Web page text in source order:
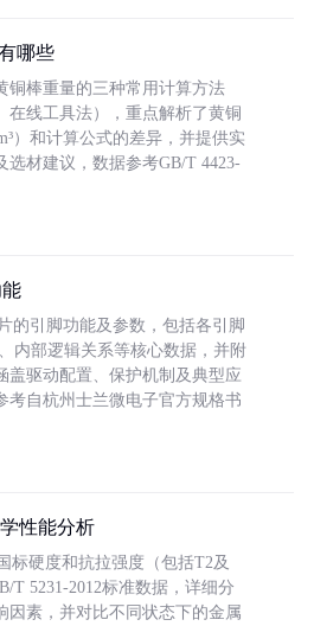
哪些
铜棒重量的三种常用计算方法
在线工具法），重点解析了黄铜
）和计算公式的差异，并提供实
选材建议，数据参考GB/T 4423-
的引脚功能及参数，包括各引脚
内部逻辑关系等核心数据，并附
盖驱动配置、保护机制及典型应
考自杭州士兰微电子官方规格书
性能分析
标硬度和抗拉强度（包括T2及
T 5231-2012标准数据，详细分
因素，并对比不同状态下的金属